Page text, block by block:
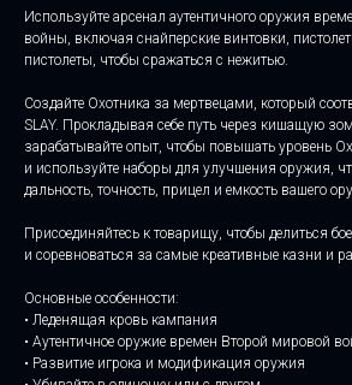
Используйте арсенал аутентичного оружия
войны, включая снайперские винтовки,
пистолеты, чтобы сражаться с нежитью.
Создайте Охотника за мертвецами, который
SLAY. Прокладывая себе путь через кишащую
зарабатывайте опыт, чтобы повышать уровень
и используйте наборы для улучшения оружия,
дальность, точность, прицел и емкость вашего
Присоединяйтесь к товарищу, чтобы делиться
и соревноваться за самые креативные казни и
Основные особенности:
• Леденящая кровь кампания
• Аутентичное оружие времен Второй мировой
• Развитие игрока и модификация оружия